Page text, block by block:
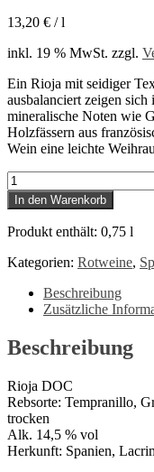
13,20 € /l
inkl. 19 % MwSt. zzgl.
Ein Rioja mit seidiger
ausbalanciert zeigen
mineralische Noten wie
Holzfässern aus
Wein eine leichte
Lacrimus
–
Rioja
Crianza
In den Warenkorb
Produkt enthält: 0,75 l
Kategorien: Rotweine,
Beschreibung
Zusätzliche
Beschreibung
Rioja DOC
Rebsorte: Tempranillo,
trocken
Alk. 14,5 % vol
Herkunft: Spanien,